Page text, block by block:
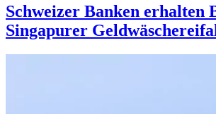
Schweizer Banken erhalten
Singapurer